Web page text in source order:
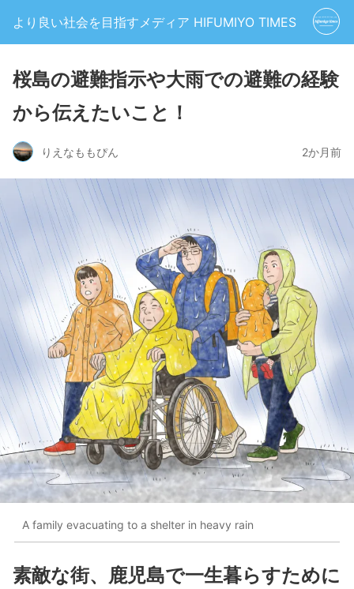
より良い社会を目指すメディア HIFUMIYO TIMES
桜島の避難指示や大雨での避難の経験
から伝えたいこと！
りえなももぴん 2か月前
A family evacuating to a shelter in heavy rain
素敵な街、鹿児島で一生暮らすために